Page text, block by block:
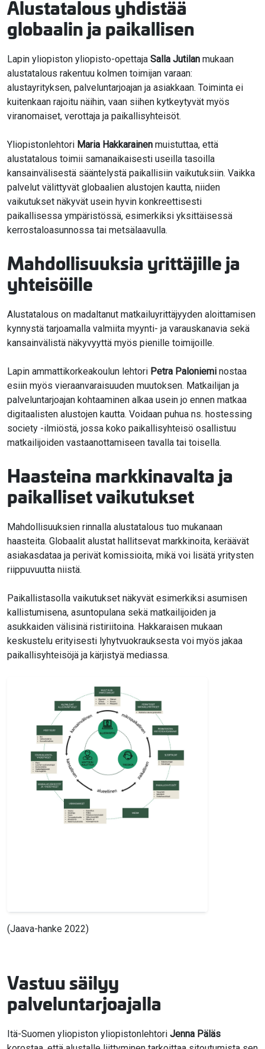
Alustatalous yhdistää
globaalin ja paikallisen
Lapin yliopiston yliopisto-opettaja Salla Jutilan mukaan
alustatalous rakentuu kolmen toimijan varaan:
alustayrityksen, palveluntarjoajan ja asiakkaan. Toiminta ei
kuitenkaan rajoitu näihin, vaan siihen kytkeytyvät myös
viranomaiset, verottaja ja paikallisyhteisöt.
Yliopistonlehtori Maria Hakkarainen muistuttaa, että
alustatalous toimii samanaikaisesti useilla tasoilla
kansainvälisestä sääntelystä paikallisiin vaikutuksiin. Vaikka
palvelut välittyvät globaalien alustojen kautta, niiden
vaikutukset näkyvät usein hyvin konkreettisesti
paikallisessa ympäristössä, esimerkiksi yksittäisessä
kerrostaloasunnossa tai metsälaavulla.
Mahdollisuuksia yrittäjille ja
yhteisöille
Alustatalous on madaltanut matkailuyrittäjyyden aloittamisen
kynnystä tarjoamalla valmiita myynti- ja varauskanavia sekä
kansainvälistä näkyvyyttä myös pienille toimijoille.
Lapin ammattikorkeakoulun lehtori Petra Paloniemi nostaa
esiin myös vieraanvaraisuuden muutoksen. Matkailijan ja
palveluntarjoajan kohtaaminen alkaa usein jo ennen matkaa
digitaalisten alustojen kautta. Voidaan puhua ns. hostessing
society -ilmiöstä, jossa koko paikallisyhteisö osallistuu
matkailijoiden vastaanottamiseen tavalla tai toisella.
Haasteina markkinavalta ja
paikalliset vaikutukset
Mahdollisuuksien rinnalla alustatalous tuo mukanaan
haasteita. Globaalit alustat hallitsevat markkinoita, keräävät
asiakasdataa ja perivät komissioita, mikä voi lisätä yritysten
riippuvuutta niistä.
Paikallistasolla vaikutukset näkyvät esimerkiksi asumisen
kallistumisena, asuntopulana sekä matkailijoiden ja
asukkaiden välisinä ristiriitoina. Hakkaraisen mukaan
keskustelu erityisesti lyhytvuokrauksesta voi myös jakaa
paikallisyhteisöjä ja kärjistyä mediassa.
(Jaava-hanke 2022)
Vastuu säilyy
palveluntarjoajalla
Itä-Suomen yliopiston yliopistonlehtori Jenna Päläs